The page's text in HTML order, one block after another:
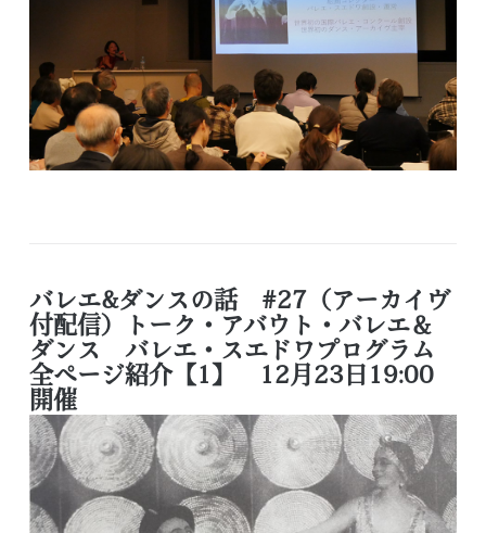
バレエ&ダンスの話 #27（アーカイヴ
付配信）トーク・アバウト・バレエ＆
ダンス バレエ・スエドワプログラム
全ページ紹介【1】 12月23日19:00
開催